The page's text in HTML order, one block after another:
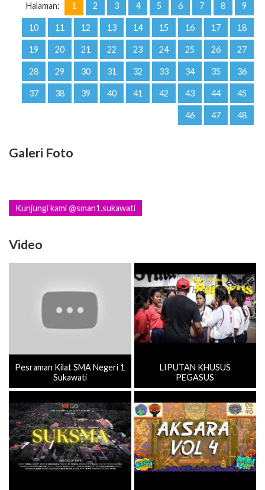
Halaman: 1 2 3 4 5 6 7 8 9
10 11 12 13 14 15 16 17 18
19 20 21 22 23 24 25 26 27
28 29 30 31 32 33 34 35 36
37 38 39 40 41 42 43 44 45
46 47 48
Galeri Foto
Kunjungi kami @sman1.sukawati
Video
Pesraman Kilat SMA Negeri 1
Sukawati
LIPUTAN KHUSUS
PEGASUS